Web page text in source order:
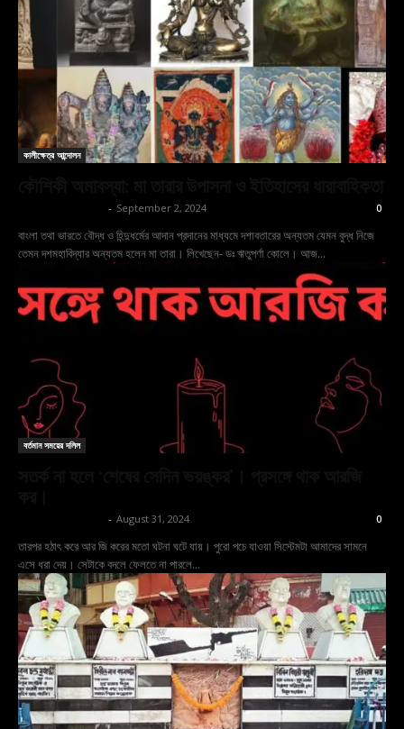
কালীক্ষেত্র আন্দোলন
- September 2, 2024 0
বাংলা তথা ভারতে বৌদ্ধ ও হিন্দুধর্মের আদান প্রদানের মাধ্যমে দশাবতারের অন্যতম যেমন বুদ্ধ নিজে
তেমন দশমহাবিদ্যার অন্যতম হলেন মা তারা। লিখেছেন- ডঃ ঋতুপর্ণা কোলে। আজ...
বর্তমান সময়ের দলিল
- August 31, 2024 0
তারপর হঠাৎ করে আর জি করের মতো ঘটনা ঘটে যায়। পুরো পচে যাওয়া সিস্টেমটা আমাদের সামনে
এসে ধরা দেয়। সেটাকে বদলে ফেলতে না পারলে...